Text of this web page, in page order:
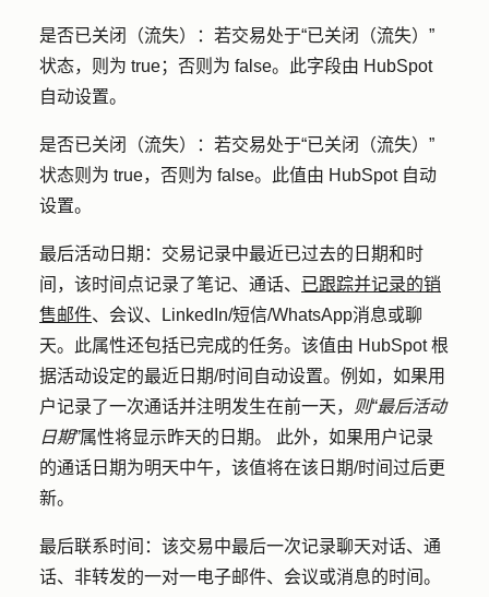
是否已关闭（流失）
：若交易处于“已关闭（流失）”
状态，则为 true；否则为 false。此字段由 HubSpot
自动设置。
是否已关闭（流失）
：若交易处于“已关闭（流失）”
状态则为 true，否则为 false。此值由 HubSpot 自动
设置。
最后活动日期： 交易记录中最近已过去的日期和时
间，该时间点记录了笔记、通话、
已跟踪并记录的销
售邮件、会议、LinkedIn/短信/WhatsApp消息或聊
天。此属性还包括已完成的任务。该值由 HubSpot 根
据活动设定的最近日期/时间自动设置。例如，如果用
户记录了一次通话并注明发生在前一天，
则“最后活动
日期”属性将显示昨天的日期。 此外，如果用户记录
的通话日期为明天中午，该值将在该日期/时间过后更
新。
最后联系时间： 该交易中最后一次记录聊天对话、通
话、非转发的一对一电子邮件、会议或消息的时间。